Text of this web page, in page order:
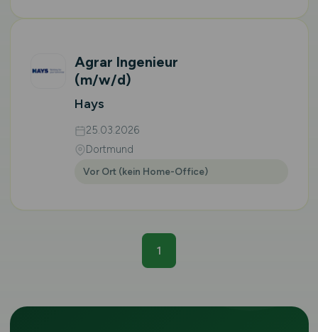
Agrar Ingenieur
(m/w/d)
Hays
25.03.2026
Dortmund
Vor Ort (kein Home-Office)
1